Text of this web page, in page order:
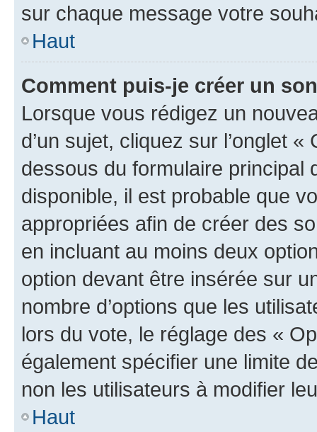
sur chaque message votre
Haut
Comment puis-je créer un
Lorsque vous rédigez un
d’un sujet, cliquez sur l’onglet
dessous du formulaire principal
disponible, il est probable que
appropriées afin de créer des
en incluant au moins deux
option devant être insérée sur
nombre d’options que les
lors du vote, le réglage des «
également spécifier une limite
non les utilisateurs à modifier
Haut